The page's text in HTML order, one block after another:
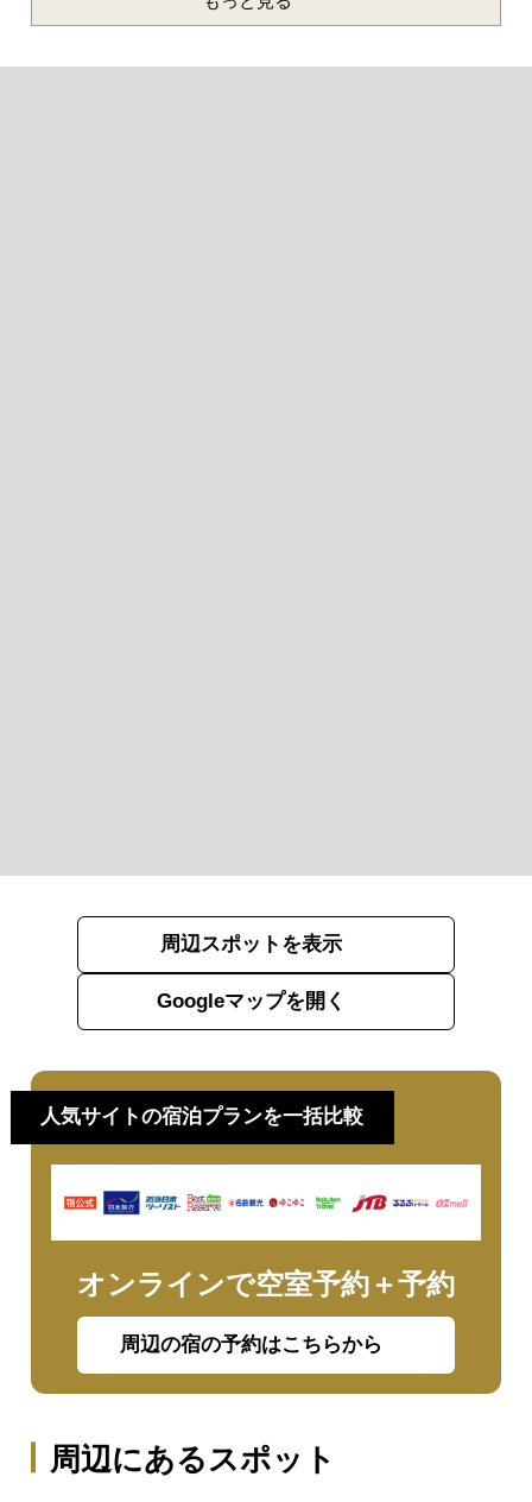
周辺スポットを表示
Googleマップを開く
人気サイトの宿泊プランを一括比較
オンラインで空室予約＋予約
周辺の宿の予約はこちらから
周辺にあるスポット